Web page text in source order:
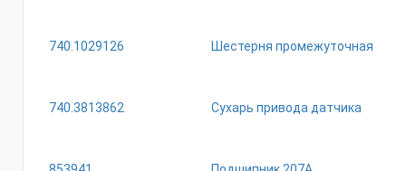
740.1029126 Шестерня промежуточная
740.3813862 Сухарь привода датчика